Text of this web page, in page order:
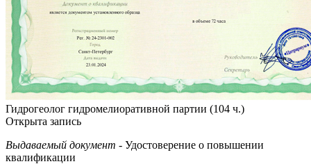
Гидрогеолог гидромелиоративной партии (104 ч.)
Открыта запись
Выдаваемый документ - Удостоверение о повышении
квалификации